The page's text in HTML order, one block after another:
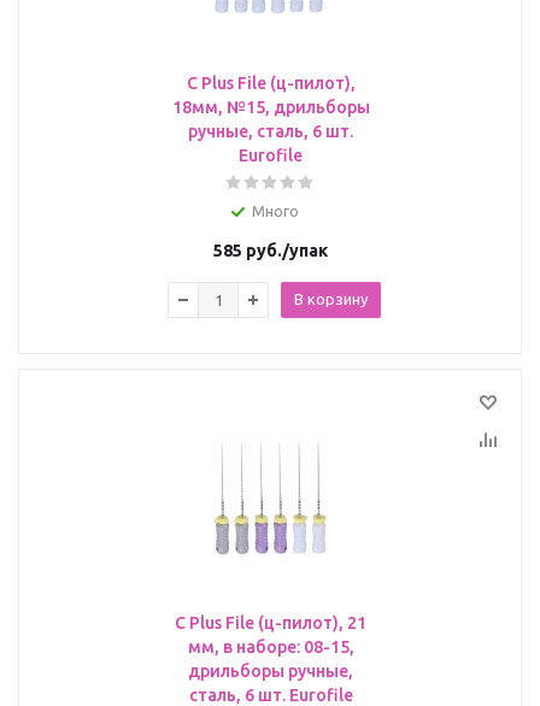
C Plus File (ц-пилот),
18мм, №15, дрильборы
ручные, сталь, 6 шт.
Eurofile
Много
585 руб./упак
В корзину
C Plus File (ц-пилот), 21
мм, в наборе: 08-15,
дрильборы ручные,
сталь, 6 шт. Eurofile